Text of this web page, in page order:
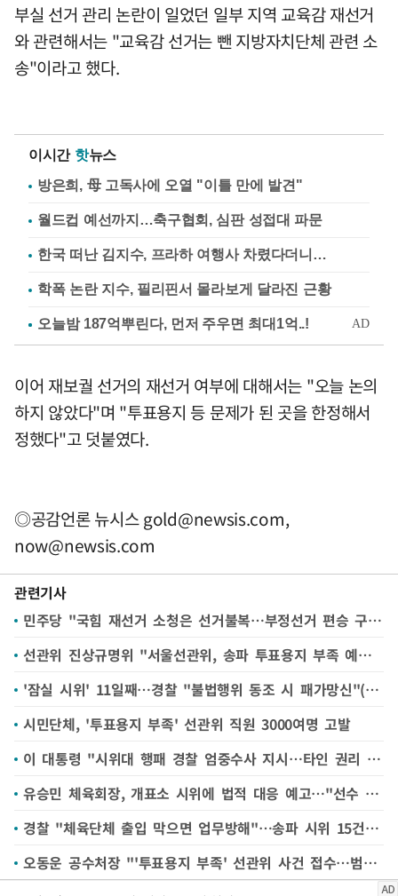
부실 선거 관리 논란이 일었던 일부 지역 교육감 재선거
와 관련해서는 "교육감 선거는 뺀 지방자치단체 관련 소
송"이라고 했다.
이시간 핫뉴스
방은희, 母 고독사에 오열 "이틀 만에 발견"
월드컵 예선까지…축구협회, 심판 성접대 파문
한국 떠난 김지수, 프라하 여행사 차렸다더니…
학폭 논란 지수, 필리핀서 몰라보게 달라진 근황
이어 재보궐 선거의 재선거 여부에 대해서는 "오늘 논의
하지 않았다"며 "투표용지 등 문제가 된 곳을 한정해서
정했다"고 덧붙였다.
◎공감언론 뉴시스gold@newsis.com,
now@newsis.com
관련기사
민주당 "국힘 재선거 소청은 선거불복…부정선거 편승 구태"
선관위 진상규명위 "서울선관위, 송파 투표용지 부족 예상에도 부적절 대응"
'잠실 시위' 11일째…경찰 "불법행위 동조 시 패가망신"(종합)
시민단체, '투표용지 부족' 선관위 직원 3000여명 고발
이 대통령 "시위대 행패 경찰 엄중수사 지시…타인 권리 침해 없어야"
유승민 체육회장, 개표소 시위에 법적 대응 예고…"선수 생존 문제"
경찰 "체육단체 출입 막으면 업무방해"…송파 시위 15건 수사
오동운 공수처장 "'투표용지 부족' 선관위 사건 접수…범죄 성립 여부 검토"(종합)